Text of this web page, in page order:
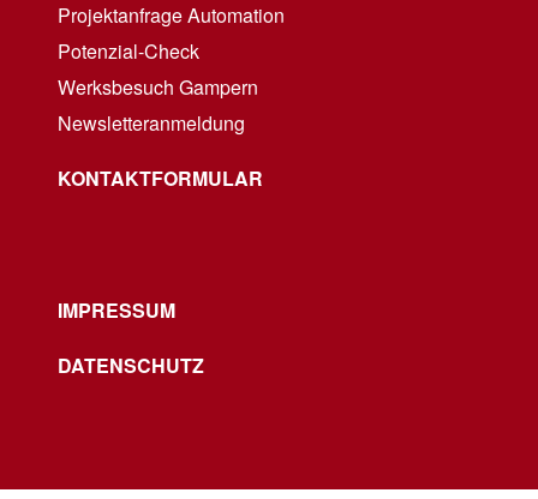
Projektanfrage Automation
Potenzial-Check
Werksbesuch Gampern
Newsletteranmeldung
KONTAKTFORMULAR
IMPRESSUM
DATENSCHUTZ